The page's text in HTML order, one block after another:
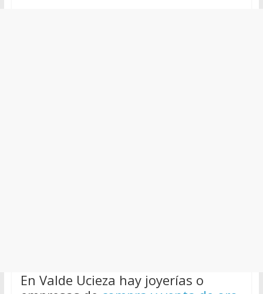
En Valde Ucieza hay joyerías o